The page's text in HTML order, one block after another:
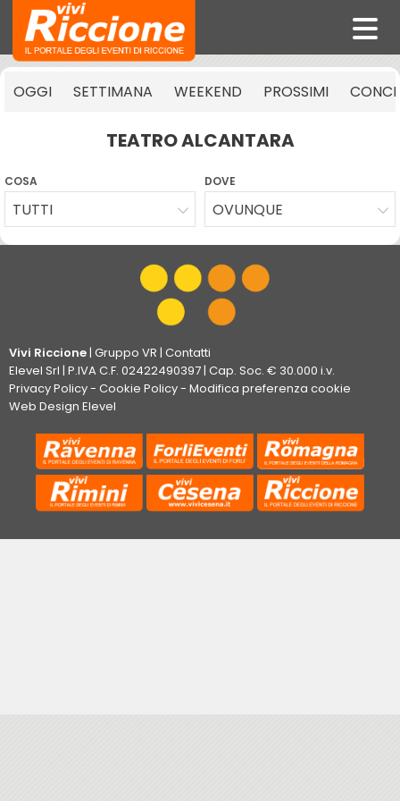
OGGI SETTIMANA WEEKEND PROSSIMI
TEATRO ALCANTARA
COSA
TUTTI
DOVE
OVUNQUE
Vivi Riccione| Gruppo VR | Contatti
Elevel Srl | P.IVA C.F. 02422490397 | Cap. Soc. € 30.000 i.v.
Privacy Policy- Cookie Policy- Modifica preferenza cookie
Web Design Elevel